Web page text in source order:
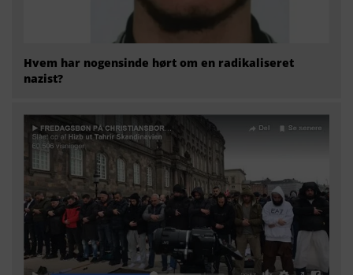
Hvem har nogensinde hørt om en radikaliseret
nazist?